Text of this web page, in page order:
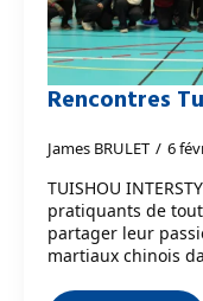
Rencontres
James BRULET 6
TUISHOU
pratiquants de
partager leur
martiaux chinois